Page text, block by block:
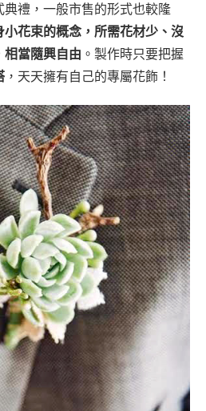
禮，一般市售的形式也較隆
小花束的概念，所需花材少、沒
當隨興自由 。製作時只要把握
，天天擁有自己的專屬花飾！